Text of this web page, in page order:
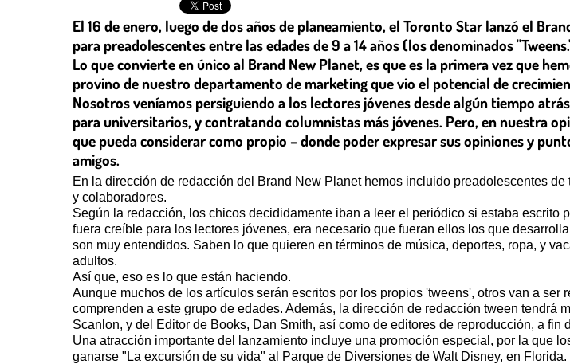
El 16 de enero, luego de dos años de planeamiento, el Toronto Star lanzó el
para preadolescentes entre las edades de 9 a 14 años (los denominados
Lo que convierte en único al Brand New Planet, es que es la primera vez que
provino de nuestro departamento de marketing que vio el potencial de
Nosotros veníamos persiguiendo a los lectores jóvenes desde algún tiempo
para universitarios, y contratando columnistas más jóvenes. Pero, en nuestra
que pueda considerar como propio – donde poder expresar sus opiniones y
amigos.
En la dirección de redacción del Brand New Planet hemos incluido preadolescentes
y colaboradores.
Según la redacción, los chicos decididamente iban a leer el periódico si estaba
fuera creíble para los lectores jóvenes, era necesario que fueran ellos los que
son muy entendidos. Saben lo que quieren en términos de música, deportes, ropa, y
adultos.
Así que, eso es lo que están haciendo.
Aunque muchos de los artículos serán escritos por los propios 'tweens', otros van a
comprenden a este grupo de edades. Además, la dirección de redacción tween
Scanlon, y del Editor de Books, Dan Smith, así como de editores de reproducción, a fin
Una atracción importante del lanzamiento incluye una promoción especial, por la que
ganarse "La excursión de su vida" al Parque de Diversiones de Walt Disney, en